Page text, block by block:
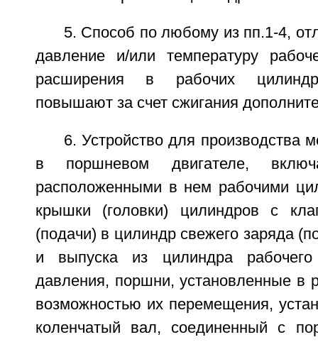
5. Способ по любому из пп.1-4,
давление и/или температуру
расширения в рабочих
повышают за счет сжигания
6. Устройство для производства
в поршневом двигателе,
расположенными в нем рабочими
крышки (головки) цилиндров с
(подачи) в цилиндр свежего заряда
и выпуска из цилиндра рабочего
давления, поршни, установленные в
возможностью их перемещения,
коленчатый вал, соединенный с